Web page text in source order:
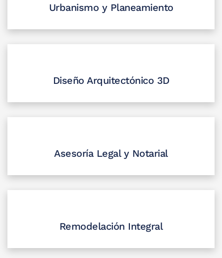
Urbanismo y Planeamiento
Diseño Arquitectónico 3D
Asesoría Legal y Notarial
Remodelación Integral